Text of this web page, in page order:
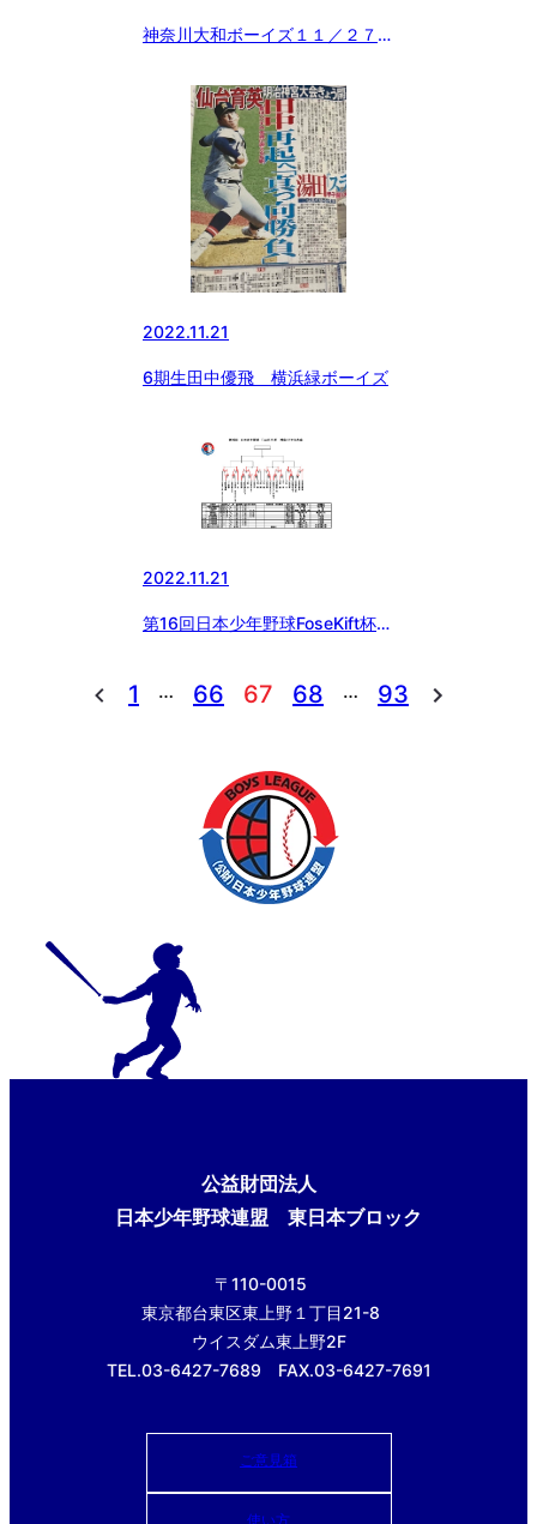
神奈川大和ボーイズ１１／２７
2022.11.21
6期生田中優飛 横浜緑ボーイズ
2022.11.21
第16回日本少年野球FoseKift杯神
1 … 66 67 68 … 93
公益財団法人
日本少年野球連盟 東日本ブロック
〒110-0015
東京都台東区東上野１丁目21-8
ウイスダム東上野2F
TEL.03-6427-7689 FAX.03-6427-7691
ご意見箱
使い方